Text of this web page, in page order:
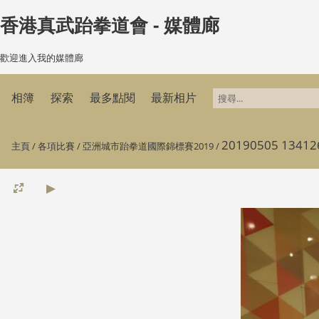
香港真武跆拳道會 - 媒體廊
歡迎進入我的媒體廊
相簿 探索 最多點閱 最新相片
主頁/各項比賽 /亞洲城市跆拳道國際錦標賽2019/20190505